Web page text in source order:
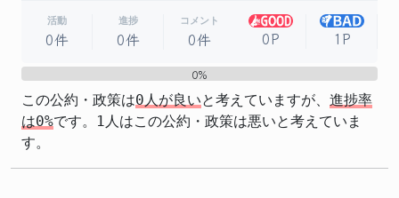
活動
0件
進捗
0件
コメント
0件 0P 1P
0%
この公約・政策は0人が良いと考えていますが、 進捗率
は0%です。1人はこの公約・政策は悪いと考えていま
す。